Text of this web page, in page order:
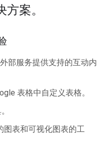
案。
部服务提供支持的互动内
表格中自定义表格。
图表和可视化图表的工